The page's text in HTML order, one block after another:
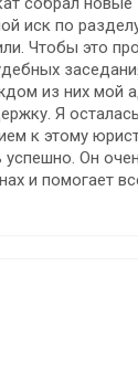
иск по
Чтобы это
из них мой
Я
к этому
Он
и помогает